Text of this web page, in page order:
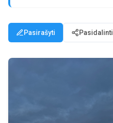
Pasirašyti Pasidalinti